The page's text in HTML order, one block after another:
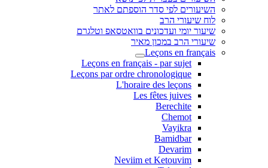
השיעורים לפי סדר הוספתם לאתר
לוח שיעורי הרב
שיעור יומי ועדכונים בוואטסאפ וטלגרם
שיעורי הרב במכון מאיר
Leçons en français
Leçons en français - par sujet
Leçons par ordre chronologique
L'horaire des leçons
Les fêtes juives
Berechite
Chemot
Vayikra
Bamidbar
Devarim
Neviim et Ketouvim